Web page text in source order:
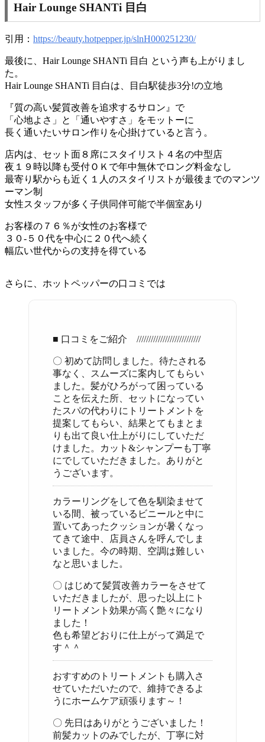
Hair Lounge SHANTi 目白
引用： https://beauty.hotpepper.jp/slnH000251230/
最後に、Hair Lounge SHANTi 目白 という声も上がりまし
た。
Hair Lounge SHANTi 目白は、目白駅徒歩3分!の立地
『質の高い髪質改善を追求するサロン』で
「心地よさ」と「通いやすさ」をモットーに
長く通いたいサロン作りを心掛けていると言う。
店内は、セット面８席にスタイリスト４名の中型店
夜１９時以降も受付ＯＫで年中無休でロング料金なし
最寄り駅からも近く１人のスタイリストが最後までのマンツ
ーマン制
女性スタッフが多く子供同伴可能で半個室あり
お客様の７６％が女性のお客様で
３０-５０代を中心に２０代へ続く
幅広い世代からの支持を得ている
さらに、ホットペッパーの口コミでは
■ 口コミをご紹介 ///////////////////////////
〇 初めて訪問しました。待たされる
事なく、スムーズに案内してもらい
ました。髪がひろがって困っている
ことを伝えた所、セットになってい
たスパの代わりにトリートメントを
提案してもらい、結果とてもまとま
りも出て良い仕上がりにしていただ
けました。カット&シャンプーも丁寧
にでしていただきました。ありがと
うございます。
カラーリングをして色を馴染ませて
いる間、被っているビニールと中に
置いてあったクッションが暑くなっ
てきて途中、店員さんを呼んでしま
いました。今の時期、空調は難しい
なと思いました。
〇 はじめて髪質改善カラーをさせて
いただきましたが、思った以上にト
リートメント効果が高く艶々になり
ました！
色も希望どおりに仕上がって満足で
す＾＾
おすすめのトリートメントも購入さ
せていただいたので、維持できるよ
うにホームケア頑張ります～！
〇 先日はありがとうございました！
前髪カットのみでしたが、丁寧に対